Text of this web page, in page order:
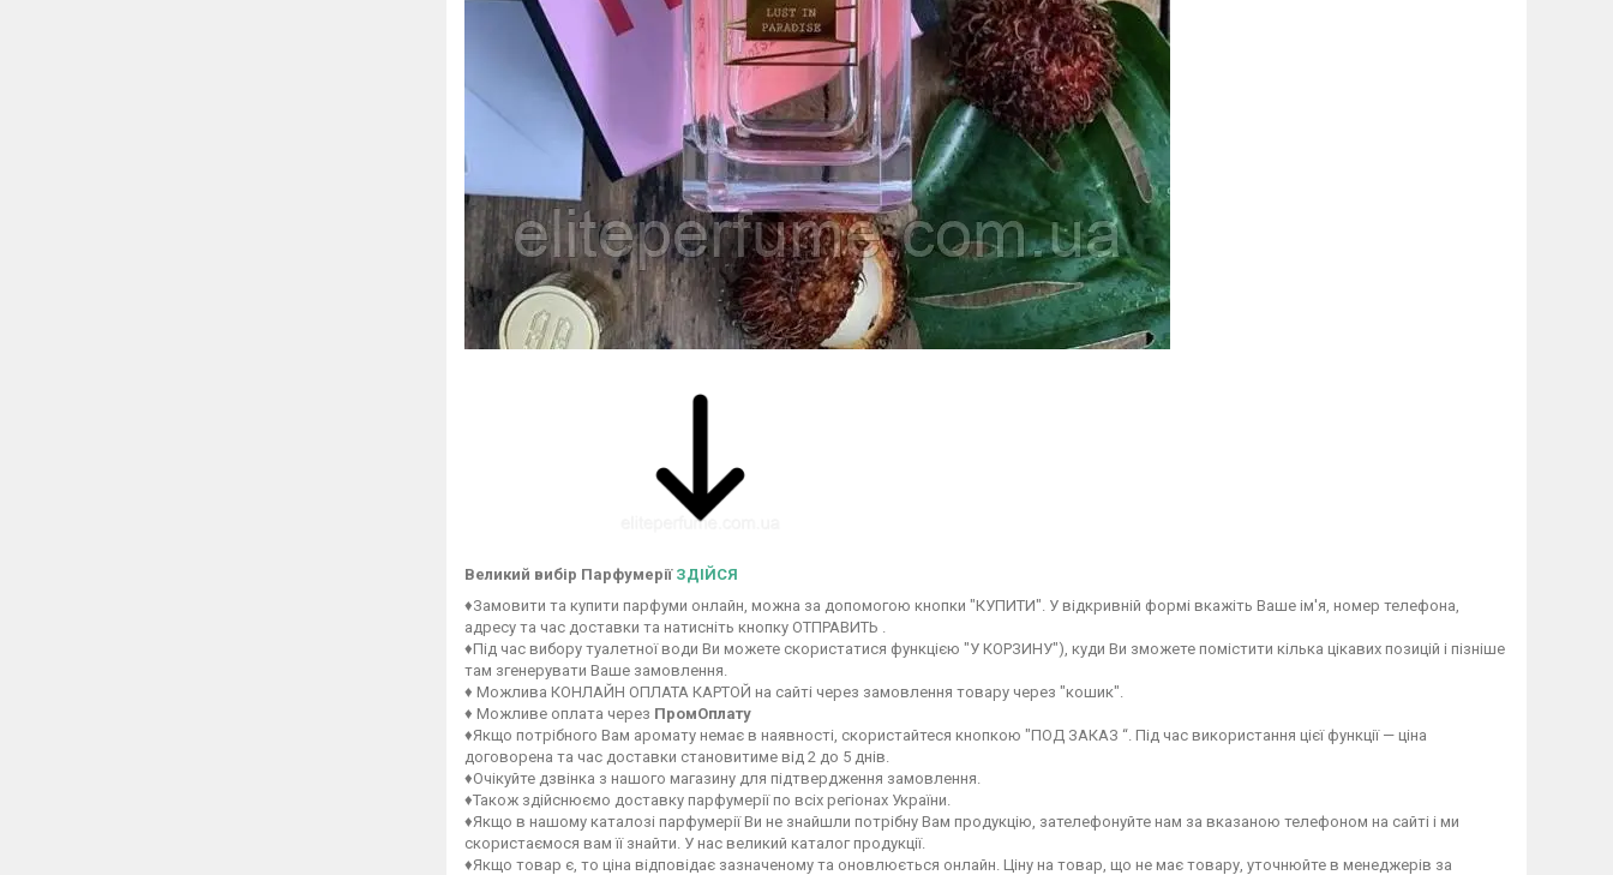
Великий вибір Парфумерії ЗДІЙСЯ
♦Замовити та купити парфуми онлайн, можна за допомогою кнопки "КУПИТИ". У відкривній формі вкажіть Ваше ім'я, номер телефона,
адресу та час доставки та натисніть кнопку ОТПРАВИТЬ .
♦Під час вибору туалетної води Ви можете скористатися функцією "У КОРЗИНУ"), куди Ви зможете помістити кілька цікавих позицій і пізніше
там згенерувати Ваше замовлення.
♦ Можлива КОНЛАЙН ОПЛАТА КАРТОЙ на сайті через замовлення товару через "кошик".
♦ Можливе оплата через ПромОплату
♦Якщо потрібного Вам аромату немає в наявності, скористайтеся кнопкою "ПОД ЗАКАЗ “. Під час використання цієї функції — ціна
договорена та час доставки становитиме від 2 до 5 днів.
♦Очікуйте дзвінка з нашого магазину для підтвердження замовлення.
♦Також здійснюємо доставку парфумерії по всіх регіонах України.
♦Якщо в нашому каталозі парфумерії Ви не знайшли потрібну Вам продукцію, зателефонуйте нам за вказаною телефоном на сайті і ми
скористаємося вам її знайти. У нас великий каталог продукції.
♦Якщо товар є, то ціна відповідає зазначеному та оновлюється онлайн. Ціну на товар, що не має товару, уточнюйте в менеджерів за